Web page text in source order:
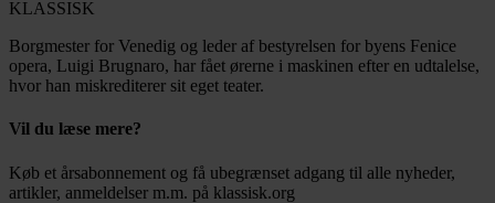
Borgmester for Venedig og leder af bestyrelsen for byens Fenice
opera, Luigi Brugnaro, har fået ørerne i maskinen efter en udtalelse,
hvor han miskrediterer sit eget teater.
Vil du læse mere?
Køb et årsabonnement og få ubegrænset adgang til alle nyheder,
artikler, anmeldelser m.m. på klassisk.org